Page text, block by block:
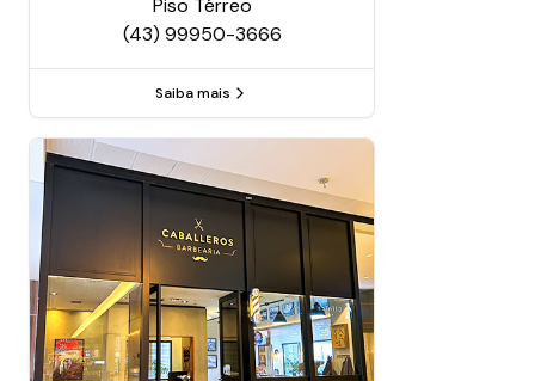
Piso Térreo
(43) 99950-3666
Saiba mais